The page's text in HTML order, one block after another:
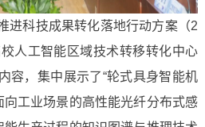
科技成果转化落地行动方案（2
人工智能区域技术转移转化中心
容，集中展示了“轮式具身智能机
向工业场景的高性能光纤分布式感